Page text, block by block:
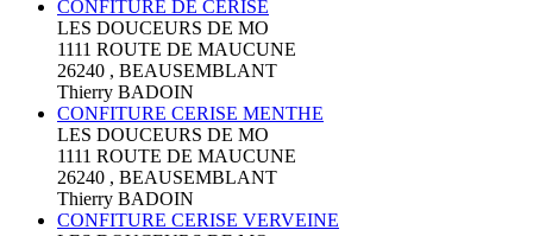
CONFITURE DE CERISE
LES DOUCEURS DE MO
1111 ROUTE DE MAUCUNE
26240 , BEAUSEMBLANT
Thierry BADOIN
CONFITURE CERISE MENTHE
LES DOUCEURS DE MO
1111 ROUTE DE MAUCUNE
26240 , BEAUSEMBLANT
Thierry BADOIN
CONFITURE CERISE VERVEINE